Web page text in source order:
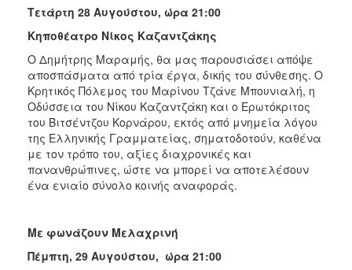
Τετάρτη 28 Αυγούστου, ώρα 21:00
Κηποθέατρο Νίκος Καζαντζάκης
Ο Δημήτρης Μαραμής, θα μας παρουσιάσει απόψε
αποσπάσματα από τρία έργα, δικής του σύνθεσης. Ο
Κρητικός Πόλεμος του Μαρίνου Τζάνε Μπουνιαλή, η
Οδύσσεια του Νίκου Καζαντζάκη και ο Ερωτόκριτος
του Βιτσέντζου Κορνάρου, εκτός από μνημεία λόγου
της Ελληνικής Γραμ­ματείας, σηματοδοτούν, καθένα
με τον τρόπο του, αξίες διαχρονικές και
πανανθρώπινες, ώστε να μπορεί να αποτελέσουν
ένα ενιαίο σύνολο κοι­νής αναφοράς.
Με φωνάζουν Μελαχρινή
Πέμπτη, 29 Αυγούστου, ώρα 21:00